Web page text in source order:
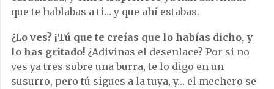
que te hablabas a ti… y que ahí estabas.
¿Lo ves? ¡Tú que te creías que lo habías dicho, y
lo has gritado! ¿Adivinas el desenlace? Por si no
ves ya tres sobre una burra, te lo digo en un
susurro, pero tú sigues a la tuya, y… el mechero se